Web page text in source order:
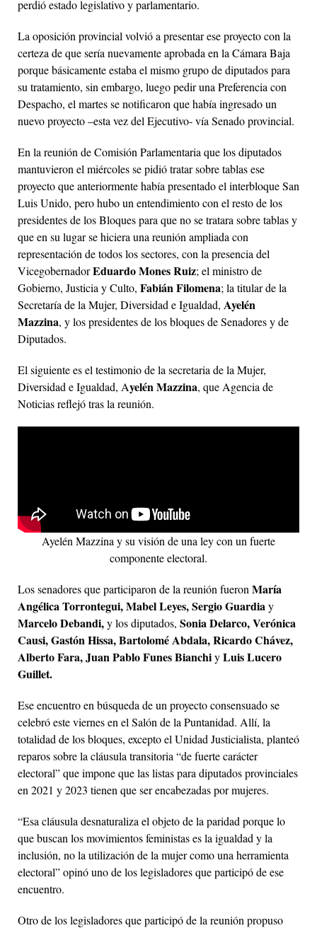
perdió estado legislativo y parlamentario.
La oposición provincial volvió a presentar ese proyecto con la
certeza de que sería nuevamente aprobada en la Cámara Baja
porque básicamente estaba el mismo grupo de diputados para
su tratamiento, sin embargo, luego pedir una Preferencia con
Despacho, el martes se notificaron que había ingresado un
nuevo proyecto –esta vez del Ejecutivo- vía Senado provincial.
En la reunión de Comisión Parlamentaria que los diputados
mantuvieron el miércoles se pidió tratar sobre tablas ese
proyecto que anteriormente había presentado el interbloque San
Luis Unido, pero hubo un entendimiento con el resto de los
presidentes de los Bloques para que no se tratara sobre tablas y
que en su lugar se hiciera una reunión ampliada con
representación de todos los sectores, con la presencia del
VicegobernadorEduardo Mones Ruiz; el ministro de
Gobierno, Justicia y Culto, Fabián Filomena; la titular de la
Secretaría de la Mujer, Diversidad e Igualdad, Ayelén
Mazzina, y los presidentes de los bloques de Senadores y de
Diputados.
El siguiente es el testimonio de la secretaria de la Mujer,
Diversidad e Igualdad, Ayelén Mazzina, que Agencia de
Noticias reflejó tras la reunión.
Ayelén Mazzina y su visión de una ley con un fuerte
componente electoral.
Los senadores que participaron de la reunión fueron María
Angélica Torrontegui, Mabel Leyes, Sergio Guardiay
Marcelo Debandi,y los diputados, Sonia Delarco, Verónica
Causi, Gastón Hissa, Bartolomé Abdala, Ricardo Chávez,
Alberto Fara, Juan Pablo Funes BianchiyLuis Lucero
Guillet.
Ese encuentro en búsqueda de un proyecto consensuado se
celebró este viernes en el Salón de la Puntanidad. Allí, la
totalidad de los bloques, excepto el Unidad Justicialista, planteó
reparos sobre la cláusula transitoria “de fuerte carácter
electoral” que impone que las listas para diputados provinciales
en 2021 y 2023 tienen que ser encabezadas por mujeres.
“Esa cláusula desnaturaliza el objeto de la paridad porque lo
que buscan los movimientos feministas es la igualdad y la
inclusión, no la utilización de la mujer como una herramienta
electoral” opinó uno de los legisladores que participó de ese
encuentro.
Otro de los legisladores que participó de la reunión propuso